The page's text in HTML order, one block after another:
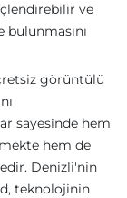
ve
görüntülü
sayesinde hem
hem de
Denizli'nin
teknolojinin